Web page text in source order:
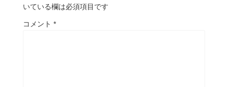
いている欄は必須項目です
コメント *